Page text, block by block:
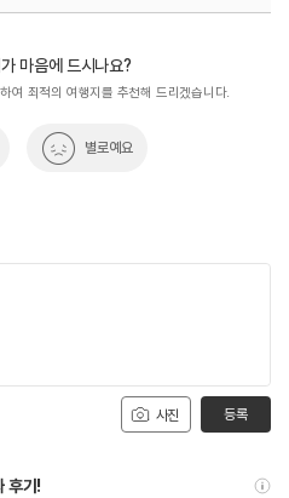
)
033-738-3425
마음에 드시나요?
여 최적의 여행지를 추천해 드리겠습니다.
별로예요
사진 등록
후기!